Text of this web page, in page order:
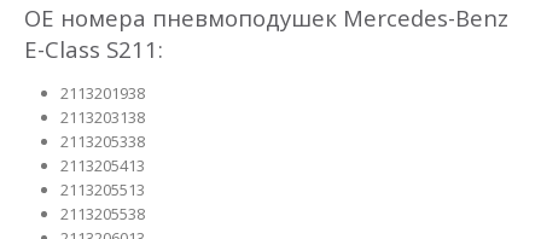
OE номера пневмоподушек Mercedes-Benz
E-Class S211:
2113201938
2113203138
2113205338
2113205413
2113205513
2113205538